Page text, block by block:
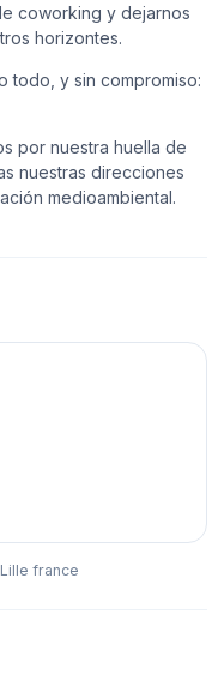
coworking y dejarnos
horizontes.
todo, y sin compromiso:
por nuestra huella de
nuestras direcciones
medioambiental.
france